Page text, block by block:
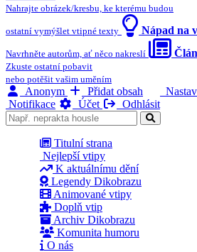
Nahrajte obrázek/kresbu, ke kterému budou
ostatní vymýšlet vtipné texty Nápad na
Navrhněte autorům, ať něco nakreslí
Zkuste ostatní pobavit
nebo potěšit vašim uměním
Anonym Přidat obsah
Notifikace
Účet Odhlásit
Titulní strana
Nejlepší vtipy
K aktuálnímu dění
Legendy Dikobrazu
Animované vtipy
Doplň vtip
Archiv Dikobrazu
Komunita humoru
O nás